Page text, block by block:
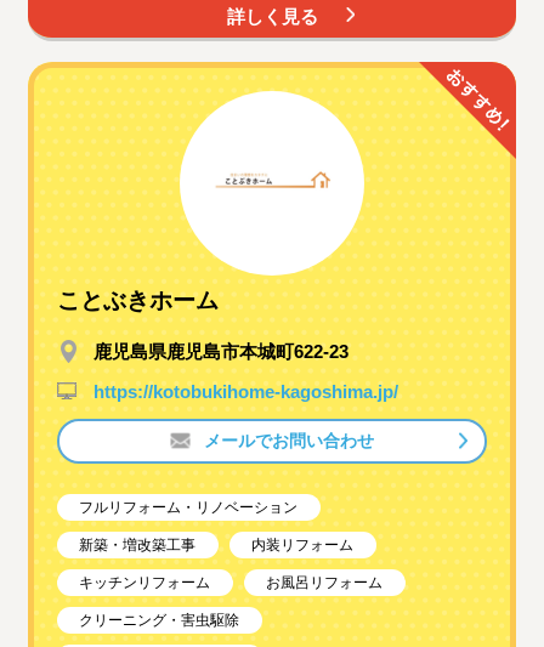
詳しく見る
ことぶきホーム
鹿児島県鹿児島市本城町622-23
https://kotobukihome-kagoshima.jp/
メールでお問い合わせ
フルリフォーム・リノベーション
新築・増改築工事 内装リフォーム
キッチンリフォーム お風呂リフォーム
クリーニング・害虫駆除